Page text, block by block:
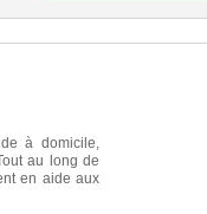
à domicile,
au long de
en aide aux